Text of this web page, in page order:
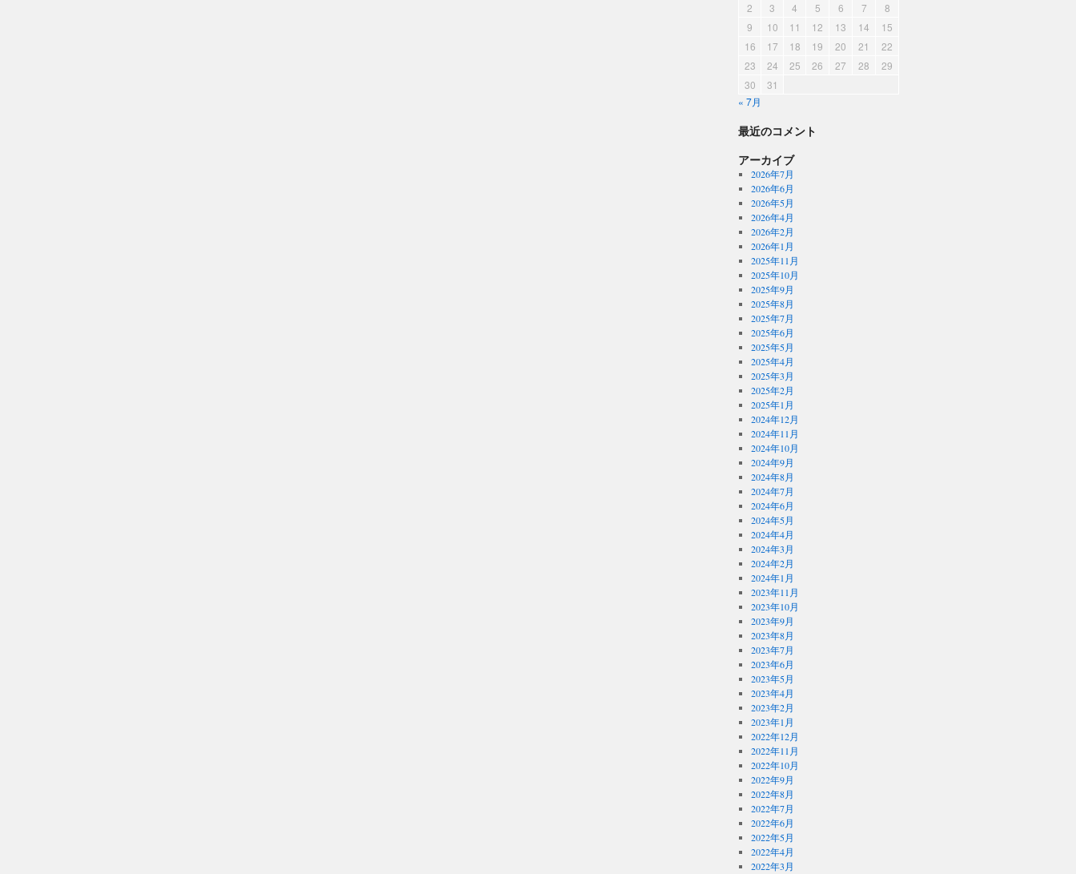
2
3 4 5 6 7
8
9
10 11 12 13 14
15
16
17 18 19 20 21
22
23
24 25 26 27 28
29
30
31
« 7月
最近のコメント
アーカイブ
2026年7月
2026年6月
2026年5月
2026年4月
2026年2月
2026年1月
2025年11月
2025年10月
2025年9月
2025年8月
2025年7月
2025年6月
2025年5月
2025年4月
2025年3月
2025年2月
2025年1月
2024年12月
2024年11月
2024年10月
2024年9月
2024年8月
2024年7月
2024年6月
2024年5月
2024年4月
2024年3月
2024年2月
2024年1月
2023年11月
2023年10月
2023年9月
2023年8月
2023年7月
2023年6月
2023年5月
2023年4月
2023年2月
2023年1月
2022年12月
2022年11月
2022年10月
2022年9月
2022年8月
2022年7月
2022年6月
2022年5月
2022年4月
2022年3月